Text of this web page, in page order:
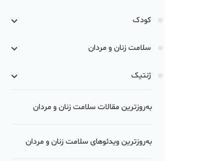
کودک
سلامت زنان و مردان
ژنتیک
به‌روزترین مقالات سلامت زنان و مردان
به‌روزترین ویدئوهای سلامت زنان و مردان